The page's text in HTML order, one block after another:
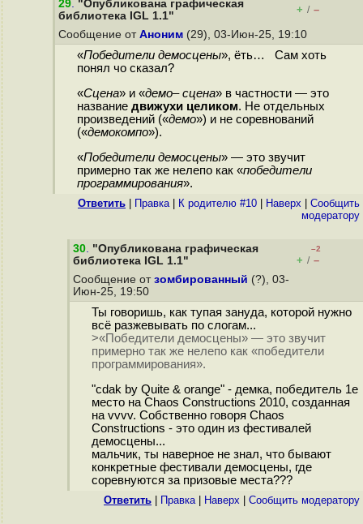
29. "Опубликована графическая
библиотека IGL 1.1"
+ / –
Сообщение от Аноним (29), 03-Июн-25, 19:10
«Победители демосцены», ёть… Сам хоть
понял чо сказал?
«Сцена» и «демо– сцена» в частности ­— это
название движухи целиком. Не отдельных
произведений («демо») и не соревнований
(«демокомпо»).
«Победители демосцены» — это звучит
примерно так же нелепо как «победители
программирования».
Ответить Правка| К родителю #10 Наверх
Cообщить
модератору
30. "Опубликована графическая
библиотека IGL 1.1"
–2
+ / –
Сообщение от зомбированный (?), 03-
Июн-25, 19:50
Ты говоришь, как тупая зануда, которой нужно
всё разжевывать по слогам...
>«Победители демосцены» — это звучит
примерно так же нелепо как «победители
программирования».
"cdak by Quite & orange" - демка, победитель 1е
место на Chaos Constructions 2010, созданная
на vvvv. Собственно говоря Chaos
Constructions - это один из фестивалей
демосцены...
мальчик, ты наверное не знал, что бывают
конкретные фестивали демосцены, где
соревнуются за призовые места???
Ответить Правка| Наверх Cообщить модератору